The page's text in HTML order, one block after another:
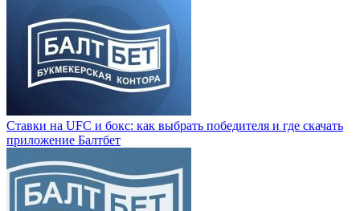
Ставки на UFC и бокс: как выбрать победителя и где скачать
приложение Балтбет